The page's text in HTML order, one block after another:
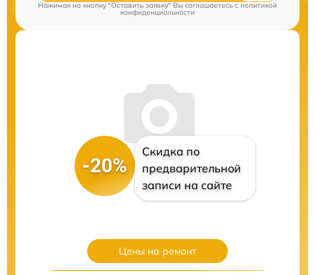
Нажимая на кнопку "Оставить заявку" Вы соглашаетесь c политикой
конфиденциальности
-20%
Скидка по
предварительной
записи на сайте
Цены на ремонт